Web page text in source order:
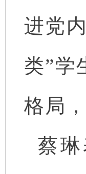
进党
类”学
格局
蔡